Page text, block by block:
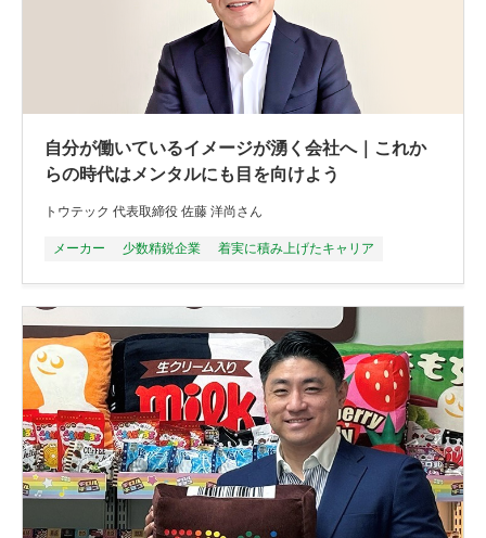
自分が働いているイメージが湧く会社へ｜これか
らの時代はメンタルにも目を向けよう
トウテック 代表取締役 佐藤 洋尚さん
メーカー 少数精鋭企業 着実に積み上げたキャリア